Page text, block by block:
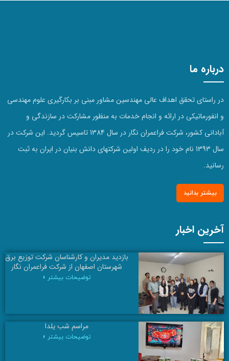
درباره ما
در راستای تحقق اهداف عالی مهندسین مشاور مبنی بر بکارگیری علوم مهندسی
و انفورماتیکی در ارائه و انجام خدمات به منظور مشارکت در سازندگی و
آبادانی کشور، شرکت فراعمران نگار در سال 1384 تاسیس گردید. این شرکت در
سال 1393 نام خود را در ردیف اولین شرکتهای دانش بنیان در ایران به ثبت
رسانید.
بیشتر بدانید
آخرین اخبار
بازديد مدیران و کارشناسان شرکت توزیع برق
شهرستان اصفهان از شركت فراعمران نگار
توضیحات بیشتر »
مراسم شب یلدا
توضیحات بیشتر »